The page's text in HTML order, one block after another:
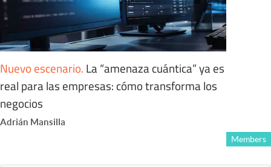
Nuevo escenario. La “amenaza cuántica” ya es
real para las empresas: cómo transforma los
negocios
Adrián Mansilla
Members